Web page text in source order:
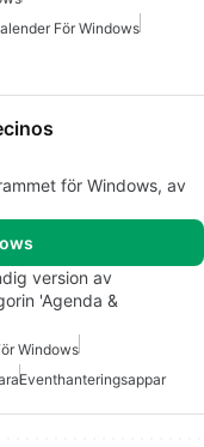
För Windows
för Windows, av
version av
'Agenda &
Windows
Eventhanteringsappar